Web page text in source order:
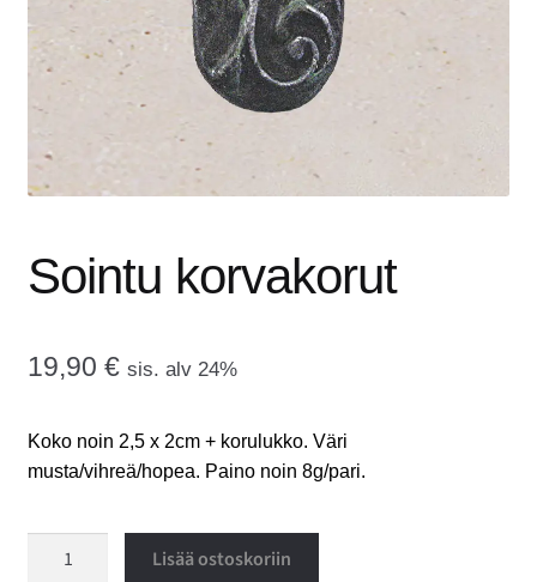
valikko
OTA YHTEYTTÄ
GALLERIA
Sointu korvakorut
19,90 € sis. alv 24%
Koko noin 2,5 x 2cm + korulukko. Väri
musta/vihreä/hopea. Paino noin 8g/pari.
Lisää ostoskoriin